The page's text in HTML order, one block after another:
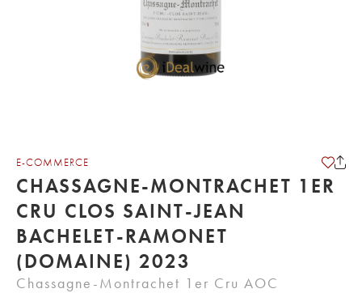
E-COMMERCE
CHASSAGNE-MONTRACHET 1ER
CRU CLOS SAINT-JEAN
BACHELET-RAMONET
(DOMAINE) 2023
Chassagne-Montrachet 1er Cru AOC